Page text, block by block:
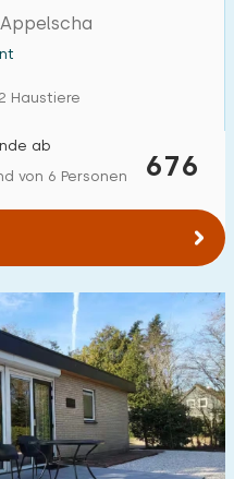
Haustiere
676
ab
von 6 Personen